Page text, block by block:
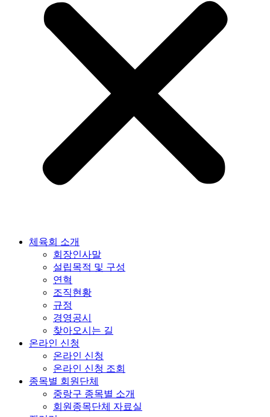
체육회 소개
회장인사말
설립목적 및 구성
연혁
조직현황
규정
경영공시
찾아오시는 길
온라인 신청
온라인 신청
온라인 신청 조회
종목별 회원단체
중랑구 종목별 소개
회원종목단체 자료실